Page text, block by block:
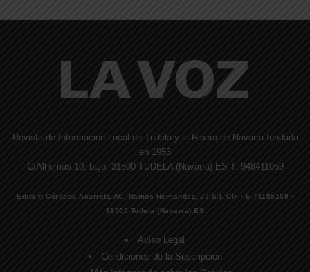
Revista de Información Local de Tudela y la Ribera de Navarra fundada
en 1953
C/Alhemas 10, bajo. 31500 TUDELA (Navarra) ES T. 948411059
Edita © Córdoba Acarreta AC, Ramos Hernández, JJ S.I. CIF · E-71185169 ·
31500 Tudela (Navarra) ES
Aviso Legal
Condiciones de la Suscripción